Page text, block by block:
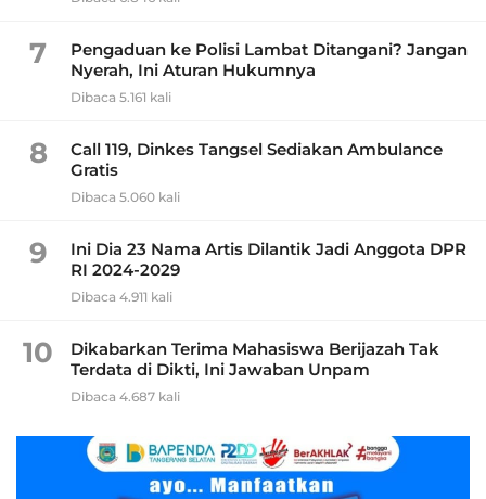
7
Pengaduan ke Polisi Lambat Ditangani? Jangan
Nyerah, Ini Aturan Hukumnya
Dibaca 5.161 kali
8
Call 119, Dinkes Tangsel Sediakan Ambulance
Gratis
Dibaca 5.060 kali
9
Ini Dia 23 Nama Artis Dilantik Jadi Anggota DPR
RI 2024-2029
Dibaca 4.911 kali
10
Dikabarkan Terima Mahasiswa Berijazah Tak
Terdata di Dikti, Ini Jawaban Unpam
Dibaca 4.687 kali